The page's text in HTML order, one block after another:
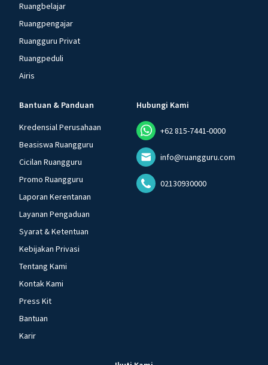
Ruangbelajar
Ruangpengajar
Ruangguru Privat
Ruangpeduli
Airis
Bantuan & Panduan
Kredensial Perusahaan
Beasiswa Ruangguru
Cicilan Ruangguru
Promo Ruangguru
Laporan Kerentanan
Layanan Pengaduan
Syarat & Ketentuan
Kebijakan Privasi
Tentang Kami
Kontak Kami
Press Kit
Bantuan
Karir
Hubungi Kami
+62 815-7441-0000
info@ruangguru.com
02130930000